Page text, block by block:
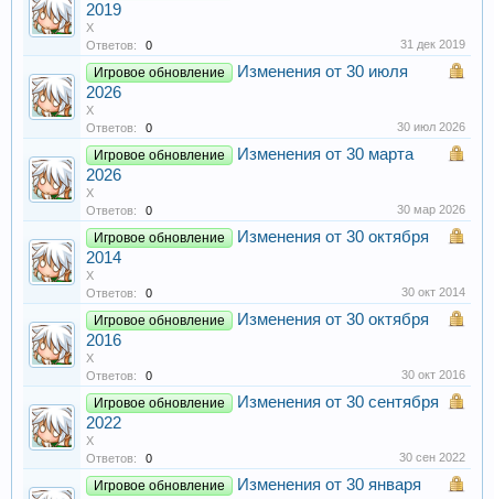
2019
X
Ответов:
0 31 дек 2019
Игровое обновление
Изменения от 30 июля
2026
X
Ответов:
0 30 июл 2026
Игровое обновление
Изменения от 30 марта
2026
X
Ответов:
0 30 мар 2026
Игровое обновление
Изменения от 30 октября
2014
X
Ответов:
0 30 окт 2014
Игровое обновление
Изменения от 30 октября
2016
X
Ответов:
0 30 окт 2016
Игровое обновление
Изменения от 30 сентября
2022
X
Ответов:
0 30 сен 2022
Игровое обновление
Изменения от 30 января